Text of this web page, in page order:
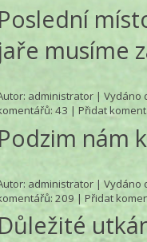
Poslední
jaře musíme
administrator| Vydáno
: 43 | Přidat
Podzim nám
administrator| Vydáno
: 209 | Přidat
Důležité